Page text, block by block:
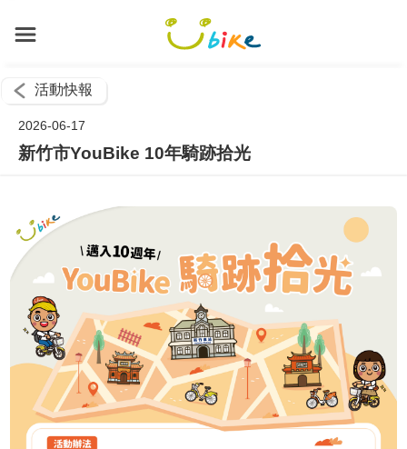
活動快報
2026-06-17
新竹市YouBike 10年騎跡拾光